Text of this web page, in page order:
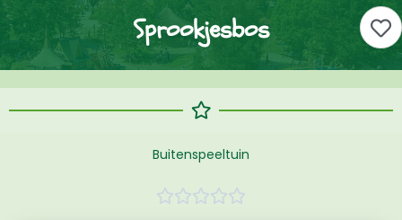
Sprookjesbos
Buitenspeeltuin
    